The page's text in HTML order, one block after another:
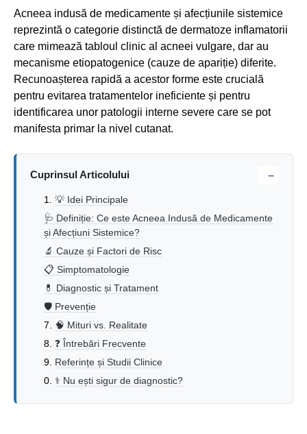
Acneea indusă de medicamente și afecțiunile sistemice
reprezintă o categorie distinctă de dermatoze inflamatorii
care mimează tabloul clinic al acneei vulgare, dar au
mecanisme etiopatogenice (cauze de apariție) diferite.
Recunoașterea rapidă a acestor forme este crucială
pentru evitarea tratamentelor ineficiente și pentru
identificarea unor patologii interne severe care se pot
manifesta primar la nivel cutanat.
Cuprinsul Articolului −
💡 Idei Principale
🩺 Definiție: Ce este Acneea Indusă de Medicamente
și Afecțiuni Sistemice?
🔬 Cauze și Factori de Risc
📋 Simptomatologie
💊 Diagnostic și Tratament
🛡️ Prevenție
🧠 Mituri vs. Realitate
❓ Întrebări Frecvente
Referințe și Studii Clinice
⚕️ Nu ești sigur de diagnostic?